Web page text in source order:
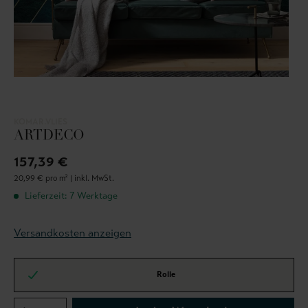
ARTDECO
157,39 €
20,99 € pro m² | inkl. MwSt.
Lieferzeit: 7 Werktage
Versandkosten anzeigen
Rolle